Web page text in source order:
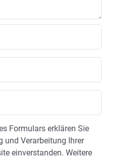
Formulars erklären Sie
und Verarbeitung Ihrer
einverstanden. Weitere